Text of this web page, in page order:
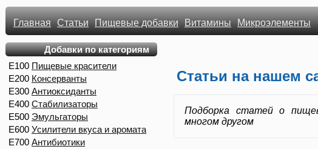
Главная Статьи Пищевые добавки Витамины Микроэлементы
Добавки по категориям
E100 Пищевые красители
E200 Консерванты
E300 Антиоксиданты
E400 Стабилизаторы
E500 Эмульгаторы
E600 Усилители вкуса и аромата
E700 Антибиотики
Статьи на нашем
Подборка статей о
многом другом